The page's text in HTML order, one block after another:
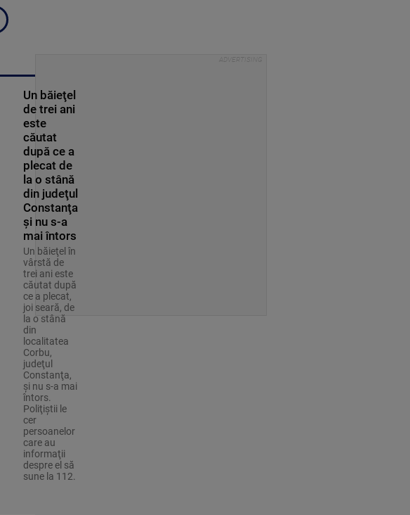
Un băieţel
de trei ani
este
căutat
după ce a
plecat de
la o stână
din judeţul
Constanţa
şi nu s-a
mai întors
Un băieţel în
vârstă de
trei ani este
căutat după
ce a plecat,
joi seară, de
la o stână
din
localitatea
Corbu,
judeţul
Constanţa,
şi nu s-a mai
întors.
Poliţiştii le
cer
persoanelor
care au
informaţii
despre el să
sune la 112.